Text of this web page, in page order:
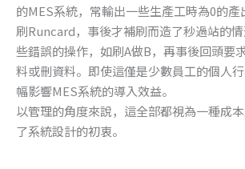
的MES系統，常輸出一些生產工時為0的
刷Runcard，事後才補刷而造了秒過站的
些錯誤的操作，如刷A做B，再事後回頭要
料或刪資料。即使這僅是少數員工的個人
幅影響MES系統的導入效益。
以管理的角度來說，這全部都視為一種成
了系統設計的初衷。